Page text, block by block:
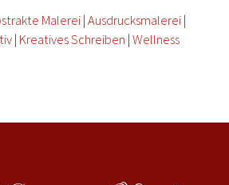
Malerei|Ausdrucksmalerei |
| Kreatives Schreiben |Wellness